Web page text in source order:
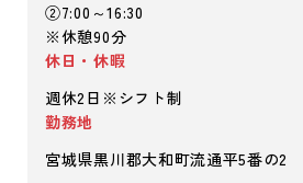
②7:00～16:30
※休憩90分
休日・休暇
週休2日※シフト制
勤務地
宮城県黒川郡大和町流通平5番の2